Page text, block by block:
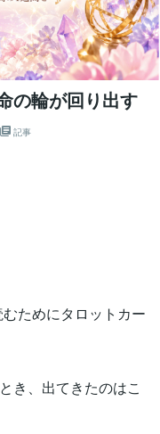
の輪が回り出す
記事
ためにタロットカー
き、出てきたのはこ